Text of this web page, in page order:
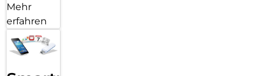
Mehr
erfahren